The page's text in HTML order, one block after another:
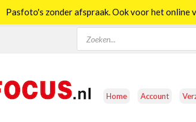
Producten
zoeken
Home Account
Pasfoto's zonder afspraak. Ook voor het online